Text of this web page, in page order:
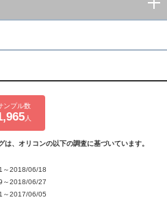
ンプル数
人
、オリコンの以下の調査に基づいています。
～2018/06/18
～2018/06/27
～2017/06/05